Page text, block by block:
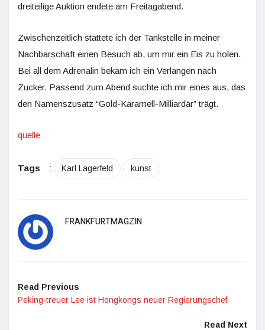
dreiteilige Auktion endete am Freitagabend.
Zwischenzeitlich stattete ich der Tankstelle in meiner
Nachbarschaft einen Besuch ab, um mir ein Eis zu holen.
Bei all dem Adrenalin bekam ich ein Verlangen nach
Zucker. Passend zum Abend suchte ich mir eines aus, das
den Namenszusatz “Gold-Karamell-Milliardär” trägt.
quelle
Tags : Karl Lagerfeld kunst
FRANKFURTMAGZIN
Read Previous
Peking-treuer Lee ist Hongkongs neuer Regierungschef
Read Next